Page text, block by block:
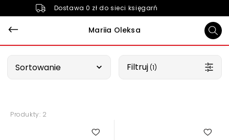
Dostawa 0 zł do sieci księgarń
Mariia Oleksa
Sortowanie Filtruj (1)
Produkty: 2